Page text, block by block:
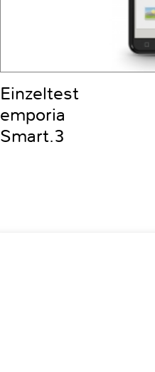
Einzeltest
emporia
Smart.3